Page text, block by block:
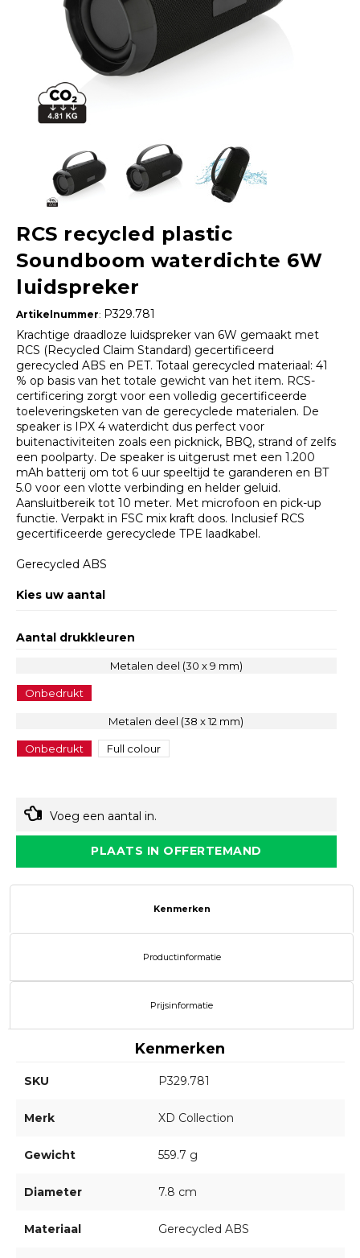
RCS recycled plastic
Soundboom waterdichte 6W
luidspreker
Artikelnummer: P329.781
Krachtige draadloze luidspreker van 6W gemaakt met
RCS (Recycled Claim Standard) gecertificeerd
gerecycled ABS en PET. Totaal gerecycled materiaal: 41
% op basis van het totale gewicht van het item. RCS-
certificering zorgt voor een volledig gecertificeerde
toeleveringsketen van de gerecyclede materialen. De
speaker is IPX 4 waterdicht dus perfect voor
buitenactiviteiten zoals een picknick, BBQ, strand of zelfs
een poolparty. De speaker is uitgerust met een 1.200
mAh batterij om tot 6 uur speeltijd te garanderen en BT
5.0 voor een vlotte verbinding en helder geluid.
Aansluitbereik tot 10 meter. Met microfoon en pick-up
functie. Verpakt in FSC mix kraft doos. Inclusief RCS
gecertificeerde gerecyclede TPE laadkabel.
Gerecycled ABS
Kies uw aantal
Aantal drukkleuren
Metalen deel (30 x 9 mm)
Onbedrukt
Metalen deel (38 x 12 mm)
Onbedrukt Full colour
Voeg een aantal in.
PLAATS IN OFFERTEMAND
Kenmerken
Productinformatie
Prijsinformatie
Kenmerken
SKU P329.781
Merk XD Collection
Gewicht 559.7 g
Diameter 7.8 cm
Materiaal Gerecycled ABS